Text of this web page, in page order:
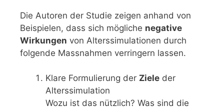
Die Autoren der Studie zeigen anhand von
Beispielen, dass sich mögliche negative
Wirkungen von Alterssimulationen durch
folgende Massnahmen verringern lassen.
Klare Formulierung der Ziele der
Alterssimulation
Wozu ist das nützlich? Was sind die